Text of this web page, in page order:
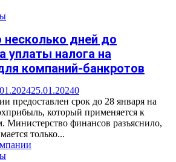
несколько дней до
уплаты налога на
компаний-банкротов
25.01.20240
предоставлен срок до 28 января на
который применяется к
Министерство финансов разъяснило,
только...